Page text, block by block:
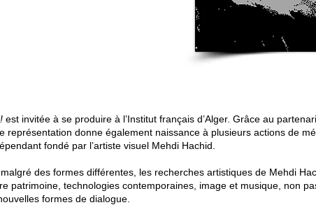
est invitée à se produire à l’Institut français d’Alger. Grâce au
représentation donne également naissance à plusieurs actions de
fondé par l’artiste visuel Mehdi Hachid.
des formes différentes, les recherches artistiques de Mehdi
patrimoine, technologies contemporaines, image et musique, non
formes de dialogue.